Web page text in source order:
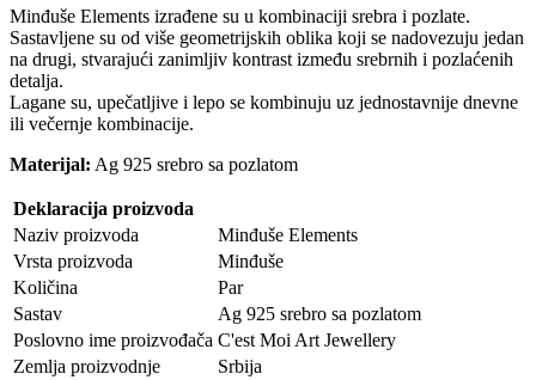
Minđuše Elements izrađene su u kombinaciji srebra i pozlate.
Sastavljene su od više geometrijskih oblika koji se nadovezuju jedan
na drugi, stvarajući zanimljiv kontrast između srebrnih i pozlaćenih
detalja.
Lagane su, upečatljive i lepo se kombinuju uz jednostavnije dnevne
ili večernje kombinacije.
Materijal: Ag 925 srebro sa pozlatom
Deklaracija proizvoda
Naziv proizvoda
Minđuše Elements
Vrsta proizvoda
Minđuše
Količina
Par
Sastav
Ag 925 srebro sa pozlatom
Poslovno ime proizvođača C'est Moi Art Jewellery
Zemlja proizvodnje
Srbija